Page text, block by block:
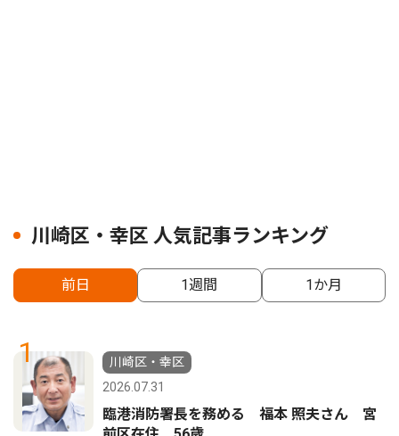
川崎区・幸区 人気記事ランキング
前日 1週間 1か月
1
川崎区・幸区
2026.07.31
臨港消防署長を務める 福本 照夫さん 宮